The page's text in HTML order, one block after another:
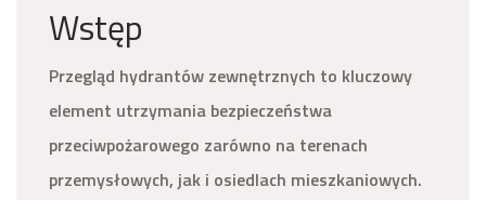
Wstęp
Przegląd hydrantów zewnętrznych to kluczowy
element utrzymania bezpieczeństwa
przeciwpożarowego zarówno na terenach
przemysłowych, jak i osiedlach mieszkaniowych.